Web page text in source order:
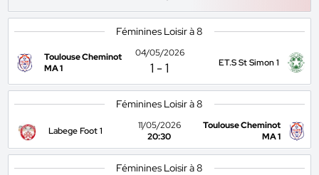
Féminines Loisir à 8
Toulouse Cheminot
MA 1
04/05/2026
1 -1 ET.S St Simon 1
Féminines Loisir à 8
Labege Foot 1
11/05/2026
20:30
Toulouse Cheminot
MA 1
Féminines Loisir à 8